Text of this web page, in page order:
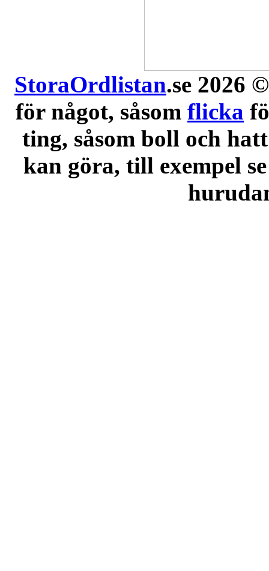
StoraOrdlistan.se 2026
för något, såsom flicka
ting, såsom boll och
kan göra, till exempel